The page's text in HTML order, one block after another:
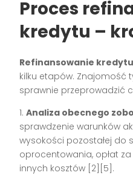
Proces
kredytu –
Refinansowanie kredytu
kilku etapów. Znajomość
sprawnie przeprowadzić
1.Analiza obecnego
sprawdzenie warunków
wysokości pozostałej do
oprocentowania, opłat
innych kosztów [2][5].